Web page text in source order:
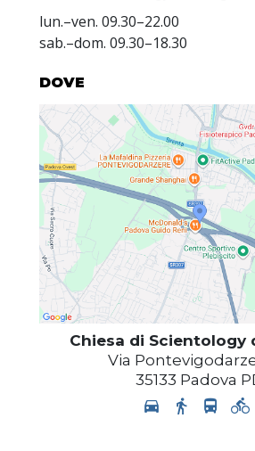
lun.–ven. 09.30–22.00
sab.–dom. 09.30–18.30
DOVE
Chiesa di Scientology
Via
35133 Padova